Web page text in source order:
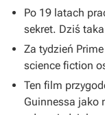
Po 19 latach
sekret. Dziś
Za tydzień
science fiction
Ten film
Guinnessa jako